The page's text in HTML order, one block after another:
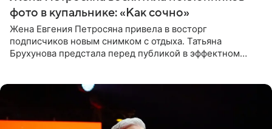
фото в купальнике: «Как сочно»
Жена Евгения Петросяна привела в восторг
подписчиков новым снимком с отдыха. Татьяна
Брухунова предстала перед публикой в эффектном